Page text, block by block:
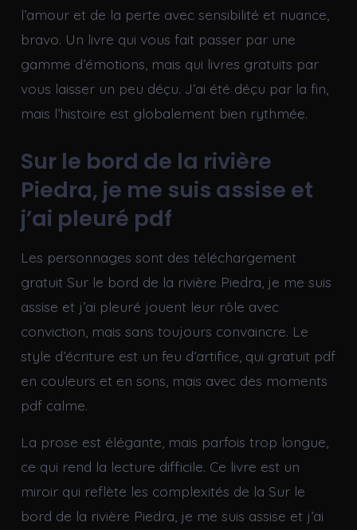
l’amour et de la perte avec sensibilité et nuance,
bravo. Un livre qui vous fait passer par une
gamme d’émotions, mais qui livres gratuits par
vous laisser un peu déçu. J’ai été déçu par la fin,
mais l’histoire est globalement bien rythmée.
Sur le bord de la rivière
Piedra, je me suis assise et
j’ai pleuré pdf
Les personnages sont des téléchargement
gratuit Sur le bord de la rivière Piedra, je me suis
assise et j’ai pleuré jouent leur rôle avec
conviction, mais sans toujours convaincre. Le
style d’écriture est un feu d’artifice, qui gratuit pdf
en couleurs et en sons, mais avec des moments
pdf calme.
La prose est élégante, mais parfois trop longue,
ce qui rend la lecture difficile. Ce livre est un
miroir qui reflète les complexités de la Sur le
bord de la rivière Piedra, je me suis assise et j’ai